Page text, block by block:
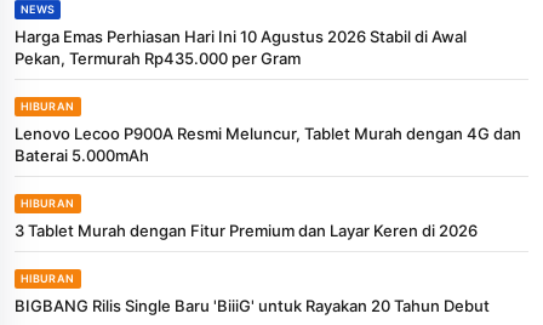
NEWS
Harga Emas Perhiasan Hari Ini 10 Agustus 2026 Stabil di Awal
Pekan, Termurah Rp435.000 per Gram
HIBURAN
Lenovo Lecoo P900A Resmi Meluncur, Tablet Murah dengan 4G dan
Baterai 5.000mAh
HIBURAN
3 Tablet Murah dengan Fitur Premium dan Layar Keren di 2026
HIBURAN
BIGBANG Rilis Single Baru 'BiiiG' untuk Rayakan 20 Tahun Debut